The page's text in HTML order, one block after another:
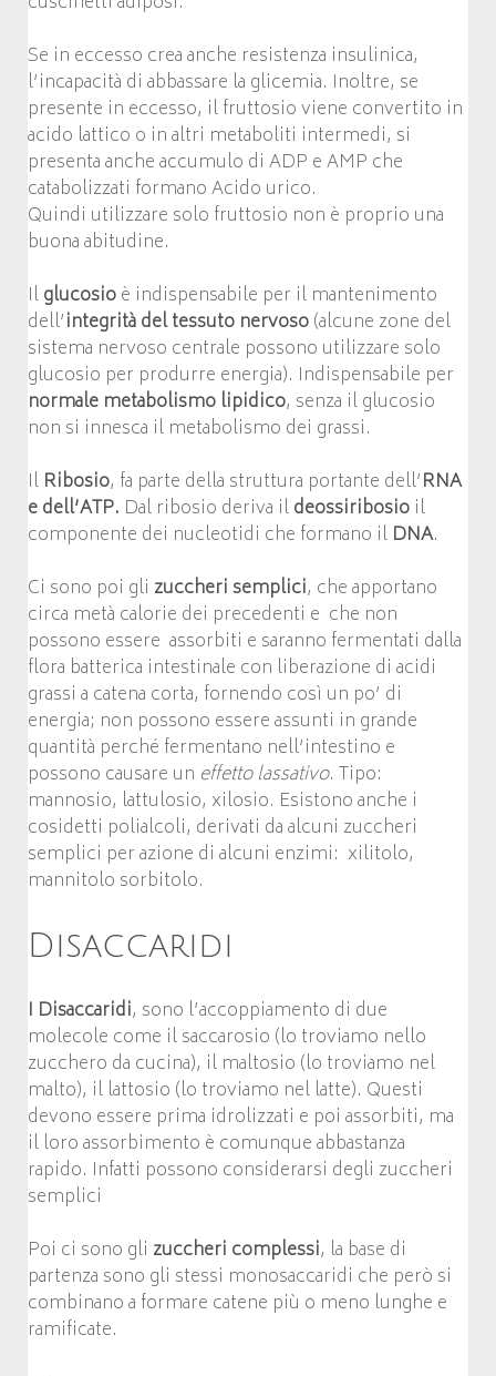
Se in eccesso crea anche resistenza insulinica,
l’incapacità di abbassare la glicemia. Inoltre, se
presente in eccesso, il fruttosio viene convertito in
acido lattico o in altri metaboliti intermedi, si
presenta anche accumulo di ADP e AMP che
catabolizzati formano Acido urico.
Quindi utilizzare solo fruttosio non è proprio una
buona abitudine.
Ilglucosioè indispensabile per il mantenimento
dell’integrità del tessuto nervoso(alcune zone del
sistema nervoso centrale possono utilizzare solo
glucosio per produrre energia). Indispensabile per
normale metabolismo lipidico, senza il glucosio
non si innesca il metabolismo dei grassi.
Il Ribosio, fa parte della struttura portante dell’RNA
e dell’ATP. Dal ribosio deriva ildeossiribosio il
componente dei nucleotidi che formano il DNA.
Ci sono poi gli zuccheri semplici, che apportano
circa metà calorie dei precedenti e che non
possono essere assorbiti e saranno fermentati dalla
flora batterica intestinale con liberazione di acidi
grassi a catena corta, fornendo così un po’ di
energia; non possono essere assunti in grande
quantità perché fermentano nell’intestino e
possono causare un effetto lassativo. Tipo:
mannosio, lattulosio, xilosio. Esistono anche i
cosidetti polialcoli, derivati da alcuni zuccheri
semplici per azione di alcuni enzimi: xilitolo,
mannitolo sorbitolo.
Disaccaridi
I Disaccaridi, sono l’accoppiamento di due
molecole come il saccarosio (lo troviamo nello
zucchero da cucina), il maltosio (lo troviamo nel
malto), il lattosio (lo troviamo nel latte). Questi
devono essere prima idrolizzati e poi assorbiti, ma
il loro assorbimento è comunque abbastanza
rapido. Infatti possono considerarsi degli zuccheri
semplici
Poi ci sono gli zuccheri complessi, la base di
partenza sono gli stessi monosaccaridi che però si
combinano a formare catene più o meno lunghe e
ramificate.